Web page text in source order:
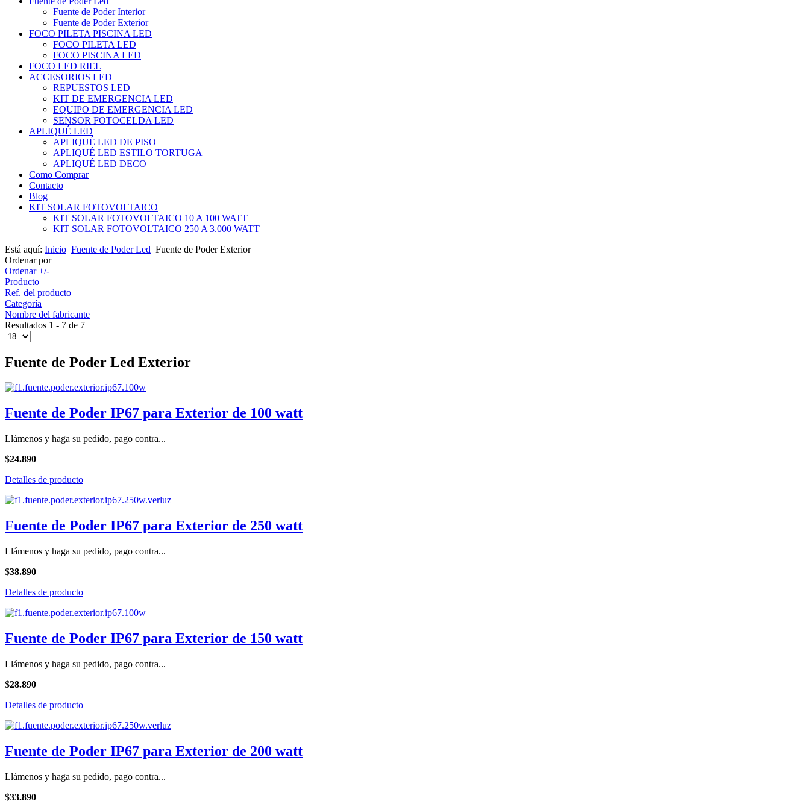
Fuente de Poder Interior
Fuente de Poder Exterior
FOCO PILETA PISCINA LED
FOCO PILETA LED
FOCO PISCINA LED
FOCO LED RIEL
ACCESORIOS LED
REPUESTOS LED
KIT DE EMERGENCIA LED
EQUIPO DE EMERGENCIA LED
SENSOR FOTOCELDA LED
APLIQUÉ LED
APLIQUÉ LED DE PISO
APLIQUÉ LED ESTILO TORTUGA
APLIQUÉ LED DECO
Como Comprar
Contacto
Blog
KIT SOLAR FOTOVOLTAICO
KIT SOLAR FOTOVOLTAICO 10 A 100 WATT
KIT SOLAR FOTOVOLTAICO 250 A 3.000 WATT
Está aquí: Inicio Fuente de Poder Led Fuente de Poder Exterior
Ordenar por
Ordenar +/-
Producto
Ref. del producto
Categoría
Nombre del fabricante
Resultados 1 - 7 de 7
Fuente de Poder Led Exterior
Fuente de Poder IP67 para Exterior de 100 watt
Llámenos y haga su pedido, pago contra...
$24.890
Detalles de producto
Fuente de Poder IP67 para Exterior de 250 watt
Llámenos y haga su pedido, pago contra...
$38.890
Detalles de producto
Fuente de Poder IP67 para Exterior de 150 watt
Llámenos y haga su pedido, pago contra...
$28.890
Detalles de producto
Fuente de Poder IP67 para Exterior de 200 watt
Llámenos y haga su pedido, pago contra...
$33.890